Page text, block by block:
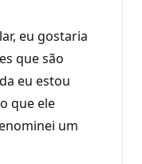
eu gostaria
que são
eu estou
que ele
um